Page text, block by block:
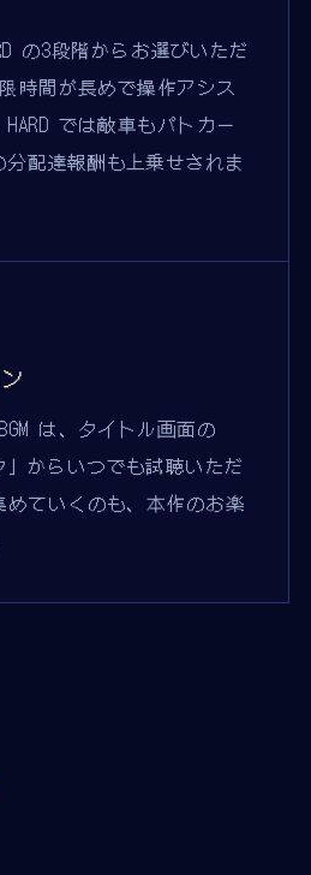
の3段階からお選びいただ
時間が長めで操作アシス
では敵車もパトカー
配達報酬も上乗せされま
は、タイトル画面の
」からいつでも試聴いただ
めていくのも、本作のお楽